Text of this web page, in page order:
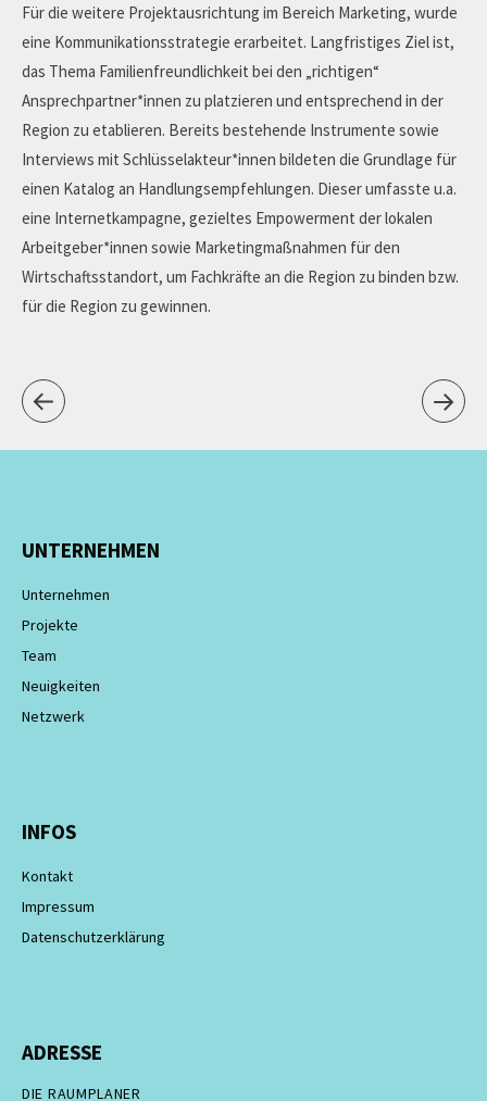
Für die weitere Projektausrichtung im Bereich Marketing, wurde
eine Kommunikationsstrategie erarbeitet. Langfristiges Ziel ist,
das Thema Familienfreundlichkeit bei den „richtigen“
Ansprechpartner*innen zu platzieren und entsprechend in der
Region zu etablieren. Bereits bestehende Instrumente sowie
Interviews mit Schlüsselakteur*innen bildeten die Grundlage für
einen Katalog an Handlungsempfehlungen. Dieser umfasste u.a.
eine Internetkampagne, gezieltes Empowerment der lokalen
Arbeitgeber*innen sowie Marketingmaßnahmen für den
Wirtschaftsstandort, um Fachkräfte an die Region zu binden bzw.
für die Region zu gewinnen.
UNTERNEHMEN
Unternehmen
Projekte
Team
Neuigkeiten
Netzwerk
INFOS
Kontakt
Impressum
Datenschutzerklärung
ADRESSE
DIE RAUMPLANER